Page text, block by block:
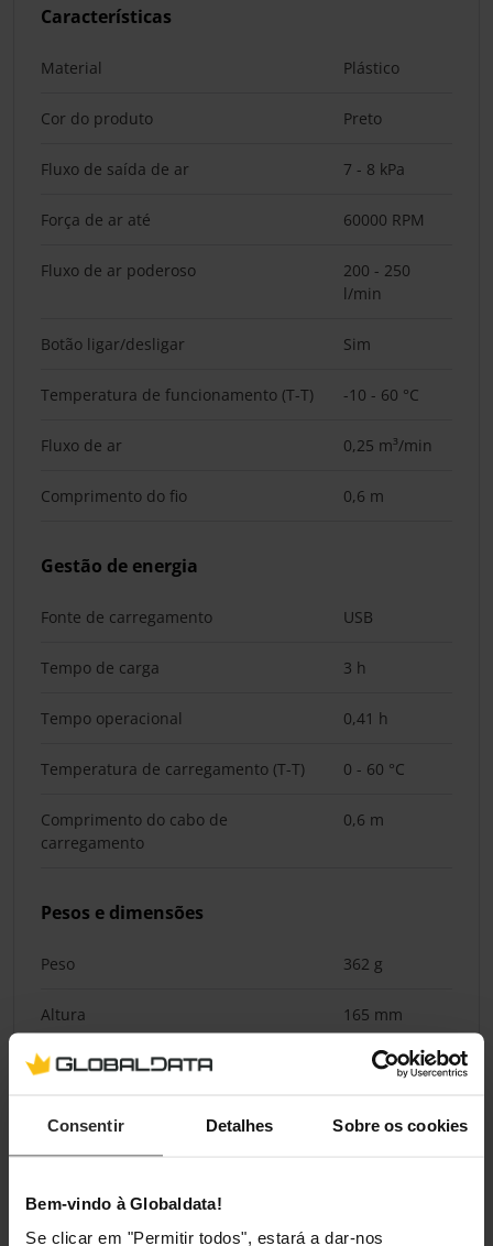
Consentir Detalhes Sobre os cookies
Bem-vindo à Globaldata!
Se clicar em "Permitir todos", estará a dar-nos
Características
Material Plástico
Cor do produto Preto
Fluxo de saída de ar 7 - 8 kPa
Força de ar até 60000 RPM
Fluxo de ar poderoso
200 - 250
l/min
Botão ligar/desligar Sim
Temperatura de funcionamento (T-T) -10 - 60 °C
Fluxo de ar 0,25 m³/min
Comprimento do fio 0,6 m
Gestão de energia
Fonte de carregamento USB
Tempo de carga 3 h
Tempo operacional 0,41 h
Temperatura de carregamento (T-T) 0 - 60 °C
Comprimento do cabo de
carregamento
0,6 m
Pesos e dimensões
Peso 362 g
Altura 165 mm
Profundidade 89 mm
Largura 60 mm
Tipo de bateria 3x 2500mAh